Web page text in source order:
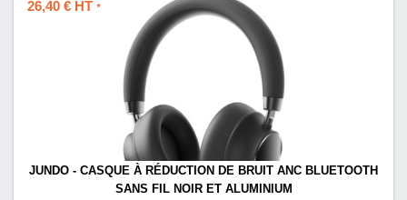
26,40 € HT *
JUNDO - CASQUE À RÉDUCTION DE BRUIT ANC BLUETOOTH
SANS FIL NOIR ET ALUMINIUM